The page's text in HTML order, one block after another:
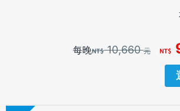
每晚 10,660元